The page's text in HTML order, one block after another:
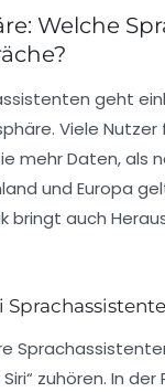
Welche
geht
Viele Nutzer
mehr Daten, als
und Europa
bringt auch
zuhören. In der